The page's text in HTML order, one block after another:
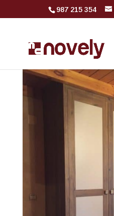
987 215 354